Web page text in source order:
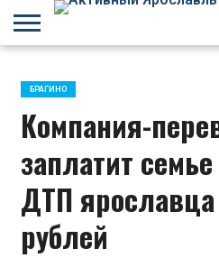
ЗАВОЛГА
КИРОВСКИЙ
НЕФТЕСТРОЙ
ПЕРЕКОП
ПЯТЕРКА
ФРУНЗЕНСКИЙ
ПРОЧЕЕ
БРАГИНО
Компания-
заплатит
ДТП
рублей